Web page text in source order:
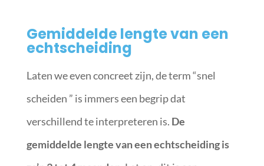
Gemiddelde lengte van een
echtscheiding
Laten we even concreet zijn, de term “snel
scheiden ” is immers een begrip dat
verschillend te interpreteren is. De
gemiddelde lengte van een echtscheiding is